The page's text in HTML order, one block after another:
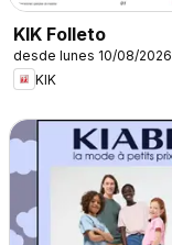
KIK Folleto
desde lunes 10/08/2026
KIK